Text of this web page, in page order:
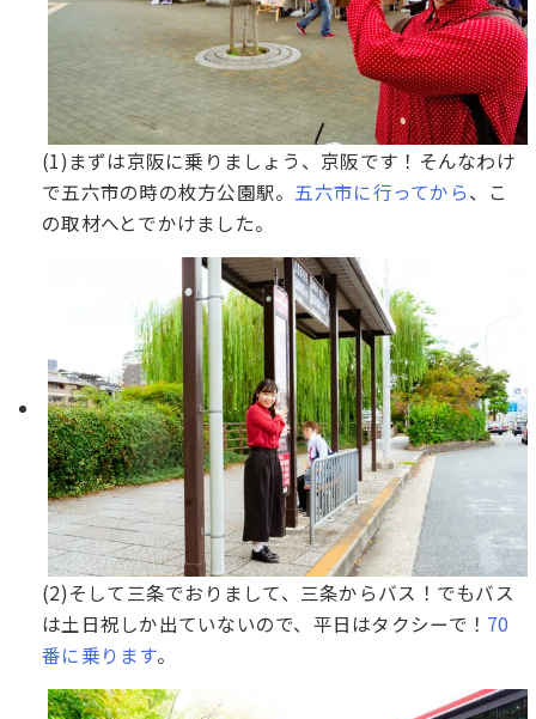
(1)まずは京阪に乗りましょう、京阪です！そんなわけ
で五六市の時の枚方公園駅。 五六市に行ってから、こ
の取材へとでかけました。
(2)そして三条でおりまして、三条からバス！でもバス
は土日祝しか出ていないので、平日はタクシーで！ 70
番に乗ります。